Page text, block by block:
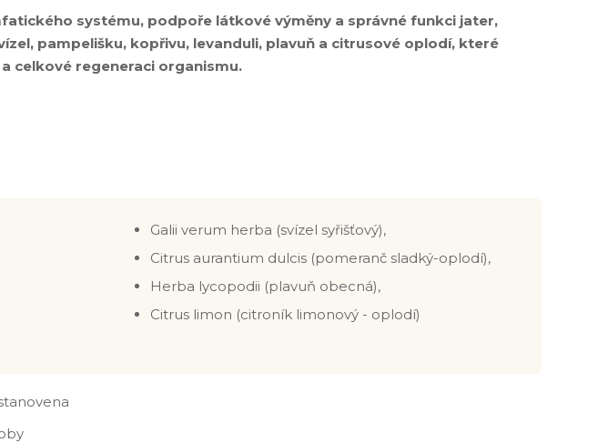
systému, podpoře látkové výměny a správné funkci jater,
pampelišku, kopřivu, levanduli, plavuň a citrusové oplodí, které
celkové regeneraci organismu.
Galii verum herba (svízel syřišťový),
Citrus aurantium dulcis (pomeranč sladký-oplodí),
Herba lycopodii (plavuň obecná),
Citrus limon (citroník limonový - oplodí)